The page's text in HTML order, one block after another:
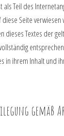
als Teil des
Seite verwiesen
dieses Textes der
in ihrem Inhalt und
gemäß